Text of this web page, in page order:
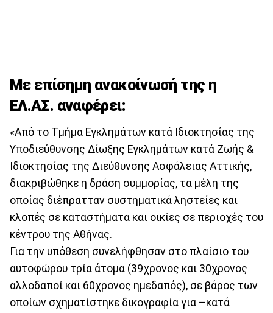
Με επίσημη ανακοίνωσή της η
ΕΛ.ΑΣ. αναφέρει:
«Από το Τμήμα Εγκλημάτων κατά Ιδιοκτησίας της
Υποδιεύθυνσης Δίωξης Εγκλημάτων κατά Ζωής &
Ιδιοκτησίας της Διεύθυνσης Ασφάλειας Αττικής,
διακριβώθηκε η δράση συμμορίας, τα μέλη της
οποίας διέπρατταν συστηματικά ληστείες και
κλοπές σε καταστήματα και οικίες σε περιοχές του
κέντρου της Αθήνας.
Για την υπόθεση συνελήφθησαν στο πλαίσιο του
αυτοφώρου τρία άτομα (39χρονος και 30χρονος
αλλοδαποί και 60χρονος ημεδαπός), σε βάρος των
οποίων σχηματίστηκε δικογραφία για –κατά